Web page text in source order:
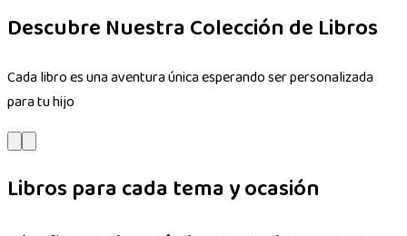
Descubre Nuestra Colección de Libros
Cada libro es una aventura única esperando ser personalizada
para tu hijo
Libros para cada tema y ocasión